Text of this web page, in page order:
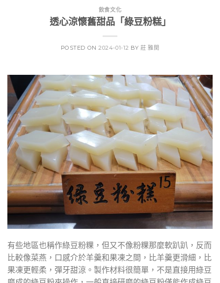
飲食文化
透心涼懷舊甜品「綠豆粉糕」
POSTED ON2024-01-12 BY莊 雅閔
有些地區也稱作綠豆粉粿，但又不像粉粿那麼軟趴趴，反而
比較像菜燕，口感介於羊羹和果凍之間，比羊羹更滑細，比
果凍更輕柔，彈牙甜涼。製作材料很簡單，不是直接用綠豆